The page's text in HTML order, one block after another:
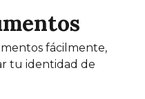
fácilmente,
tu identidad de